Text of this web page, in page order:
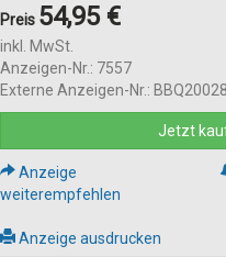
Preis 54,95 €
inkl. MwSt.
Anzeigen-Nr.: 7557
Externe Anzeigen-Nr.:
Jetzt
Anzeige
weiterempfehlen
Anzeige ausdrucken